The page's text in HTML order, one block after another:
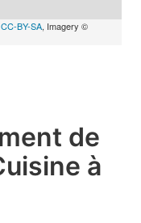
CC-BY-SA, Imagery ©
de
à